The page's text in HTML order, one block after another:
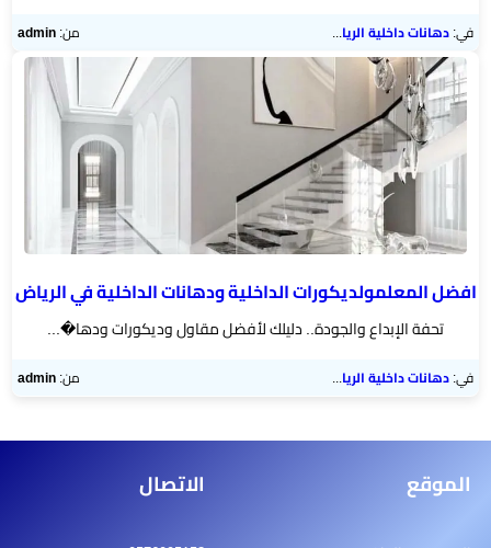
بديل
رخام
تركيب
ديكور
فوم
الرياض
بناء
ملاحق
الرياض
خشب
شيبورد
في:دهانات داخلية الرياض من:admin
افضل المعلمولديكورات الداخلية ودهانات الداخلية في الرياض
تحفة الإبداع والجودة.. دليلك لأفضل مقاول وديكورات ودها�...
في:دهانات داخلية الرياض من:admin
الموقع الاتصال